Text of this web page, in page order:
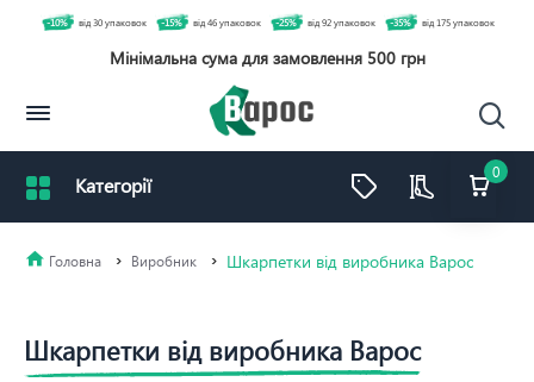
0
-10% від 30 упаковок -15% від 46 упаковок -25% від 92 упаковок -35% від 175 упаковок
Мінімальна сума для замовлення 500 грн
Виробник Шкарпетки від виробника Варос
Шкарпетки від виробника Варос